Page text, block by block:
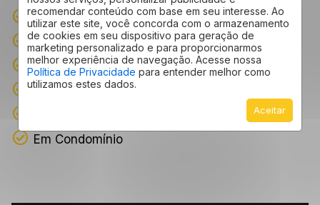
recomendar conteúdo com base em seu interesse. Ao
utilizar este site, você concorda com o armazenamento
de cookies em seu dispositivo para geração de
marketing personalizado e para proporcionarmos
melhor experiência de navegação. Acesse nossa
Política de Privacidade para entender melhor como
utilizamos estes dados.
Aceitar
Portaria 24 horas
Segurança 24 horas
Espaço Gourmet
WiFi
Em Condomínio